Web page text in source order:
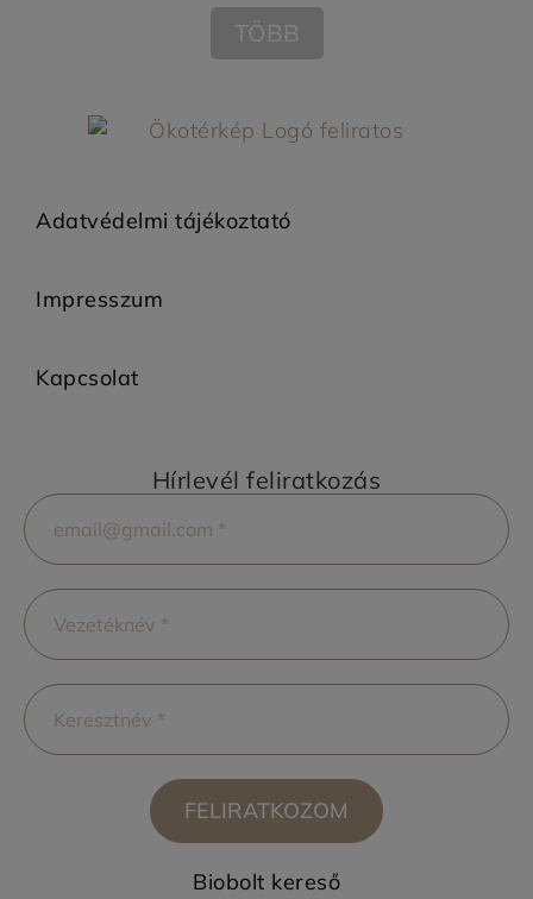
TÖBB
Adatvédelmi tájékoztató
Impresszum
Kapcsolat
Hírlevél feliratkozás
FELIRATKOZOM
Biobolt kereső